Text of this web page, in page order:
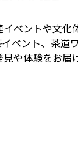
ベントや文化
ベント、茶道
や体験をお届